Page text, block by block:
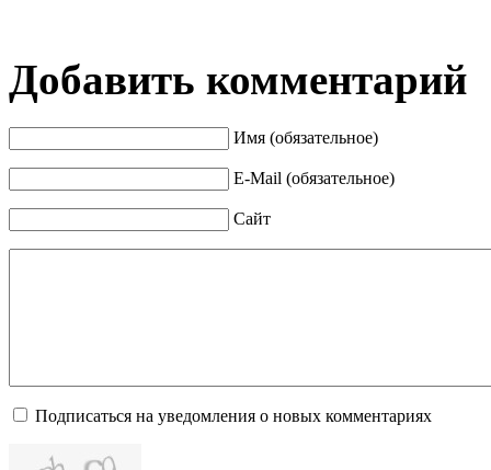
Добавить комментарий
Имя (обязательное)
E-Mail (обязательное)
Сайт
Подписаться на уведомления о новых комментариях